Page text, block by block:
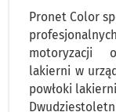
Pronet Color
motoryzacji
lakierni w
powłoki